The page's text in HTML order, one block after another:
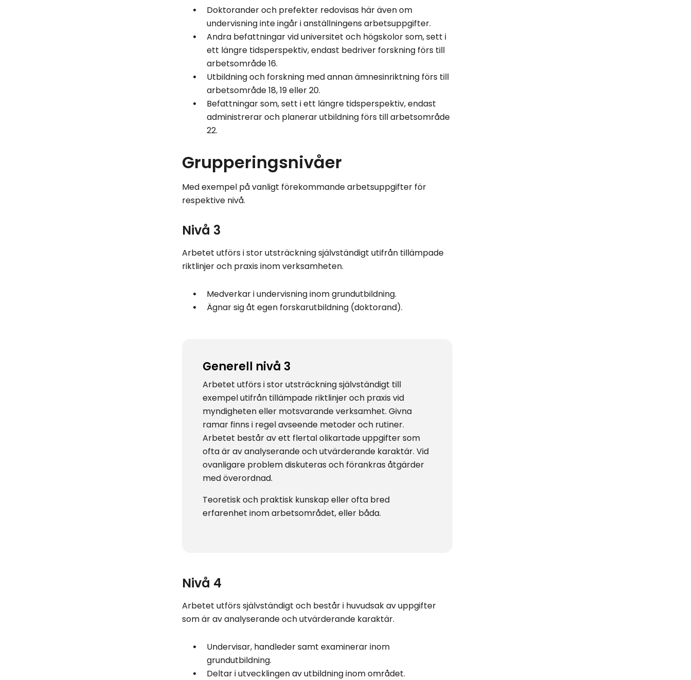
Doktorander och prefekter redovisas här även om
undervisning inte ingår i anställningens arbetsuppgifter.
Andra befattningar vid universitet och högskolor som, sett i
ett längre tidsperspektiv, endast bedriver forskning förs till
arbetsområde 16.
Utbildning och forskning med annan ämnesinriktning förs till
arbetsområde 18, 19 eller 20.
Befattningar som, sett i ett längre tidsperspektiv, endast
administrerar och planerar utbildning förs till arbetsområde
22.
Grupperingsnivåer
Med exempel på vanligt förekommande arbetsuppgifter för
respektive nivå.
Nivå 3
Arbetet utförs i stor utsträckning självständigt utifrån tillämpade
riktlinjer och praxis inom verksamheten.
Medverkar i undervisning inom grundutbildning.
Ägnar sig åt egen forskarutbildning (doktorand).
Generell nivå 3
Arbetet utförs i stor utsträckning självständigt till
exempel utifrån tillämpade riktlinjer och praxis vid
myndigheten eller motsvarande verksamhet. Givna
ramar finns i regel avseende metoder och rutiner.
Arbetet består av ett flertal olikartade uppgifter som
ofta är av analyserande och utvärderande karaktär. Vid
ovanligare problem diskuteras och förankras åtgärder
med överordnad.
Teoretisk och praktisk kunskap eller ofta bred
erfarenhet inom arbetsområdet, eller båda.
Nivå 4
Arbetet utförs självständigt och består i huvudsak av uppgifter
som är av analyserande och utvärderande karaktär.
Undervisar, handleder samt examinerar inom
grundutbildning.
Deltar i utvecklingen av utbildning inom området.